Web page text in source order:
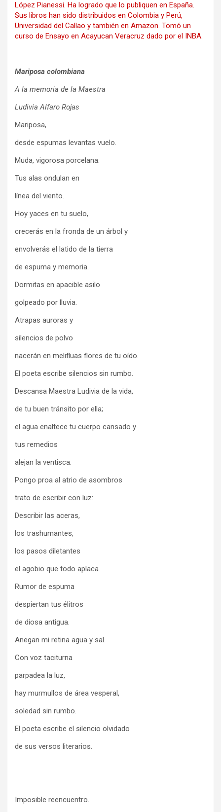
López Pianessi. Ha logrado que lo publiquen en España.
Sus libros han sido distribuidos en Colombia y Perú,
Universidad del Callao y también en Amazon. Tomó un
curso de Ensayo en Acayucan Veracruz dado por el INBA.
Mariposa colombiana
A la memoria de la Maestra
Ludivia Alfaro Rojas
Mariposa,
desde espumas levantas vuelo.
Muda, vigorosa porcelana.
Tus alas ondulan en
línea del viento.
Hoy yaces en tu suelo,
crecerás en la fronda de un árbol y
envolverás el latido de la tierra
de espuma y memoria.
Dormitas en apacible asilo
golpeado por lluvia.
Atrapas auroras y
silencios de polvo
nacerán en melifluas flores de tu oído.
El poeta escribe silencios sin rumbo.
Descansa Maestra Ludivia de la vida,
de tu buen tránsito por ella;
el agua enaltece tu cuerpo cansado y
tus remedios
alejan la ventisca.
Pongo proa al atrio de asombros
trato de escribir con luz:
Describir las aceras,
los trashumantes,
los pasos diletantes
el agobio que todo aplaca.
Rumor de espuma
despiertan tus élitros
de diosa antigua.
Anegan mi retina agua y sal.
Con voz taciturna
parpadea la luz,
hay murmullos de área vesperal,
soledad sin rumbo.
El poeta escribe el silencio olvidado
de sus versos literarios.
Imposible reencuentro.